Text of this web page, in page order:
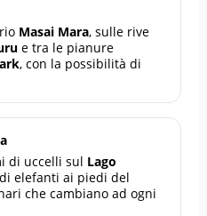
Masai Mara, sulle rive
e tra le pianure
, con la possibilità di
di uccelli sul Lago
elefanti ai piedi del
che cambiano ad ogni